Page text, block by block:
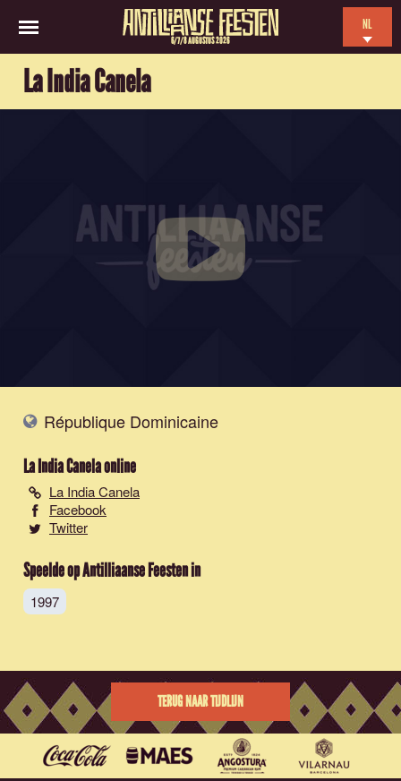
6/7/8 AUGUSTUS 2026
NL
La India Canela
République Dominicaine
La India Canelaonline
La India Canela
Facebook
Twitter
Speelde op Antilliaanse Feesten in
1997
TERUG NAAR TIJDLIJN